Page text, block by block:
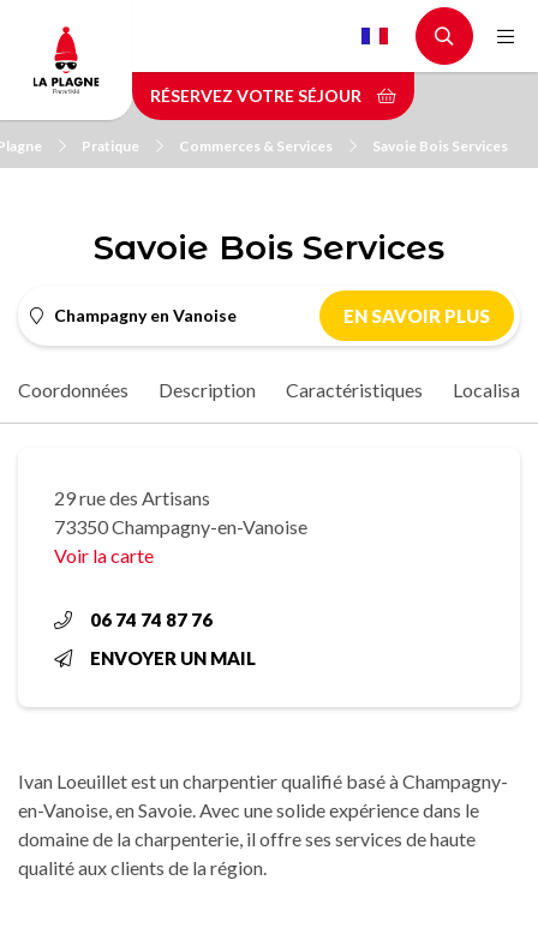
contenu
principal
RÉSERVEZ VOTRE SÉJOUR
Pratique Commerces & Services Savoie Bois Services
Savoie Bois Services
Champagny en Vanoise EN SAVOIR PLUS
Coordonnées Description Caractéristiques
29 rue des Artisans
73350 Champagny-en-Vanoise
Voir la carte
06 74 74 87 76
ENVOYER UN MAIL
Ivan Loeuillet est un charpentier qualifié basé à Champagny-
en-Vanoise, en Savoie. Avec une solide expérience dans le
domaine de la charpenterie, il offre ses services de haute
qualité aux clients de la région.